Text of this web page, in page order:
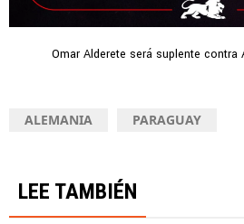
Omar Alderete será suplente contra
ALEMANIA PARAGUAY
LEE TAMBIÉN